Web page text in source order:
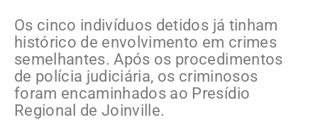
Os cinco indivíduos detidos já tinham
histórico de envolvimento em crimes
semelhantes. Após os procedimentos
de polícia judiciária, os criminosos
foram encaminhados ao Presídio
Regional de Joinville.